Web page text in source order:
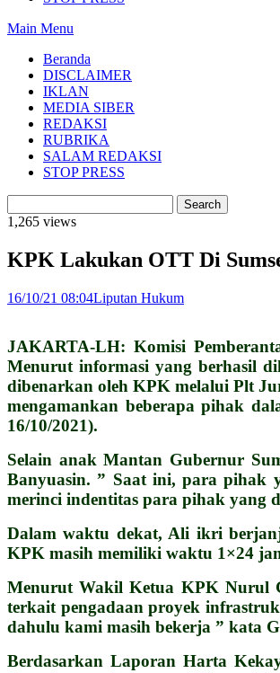
Main Menu
Beranda
DISCLAIMER
IKLAN
MEDIA SIBER
REDAKSI
RUBRIKA
SALAM REDAKSI
STOP PRESS
1,265 views
KPK Lakukan OTT Di
16/10/21 08:04Liputan Hukum
JAKARTA-LH: Komisi
Menurut informasi yang berhasil
dibenarkan oleh KPK melalui Plt
mengamankan beberapa pihak
16/10/2021).
Selain anak Mantan Gubernur
Banyuasin. ” Saat ini, para pihak
merinci indentitas para pihak yang
Dalam waktu dekat, Ali ikri
KPK masih memiliki waktu 1×24
Menurut Wakil Ketua KPK Nurul
terkait pengadaan proyek
dahulu kami masih bekerja ” kata
Berdasarkan Laporan Harta